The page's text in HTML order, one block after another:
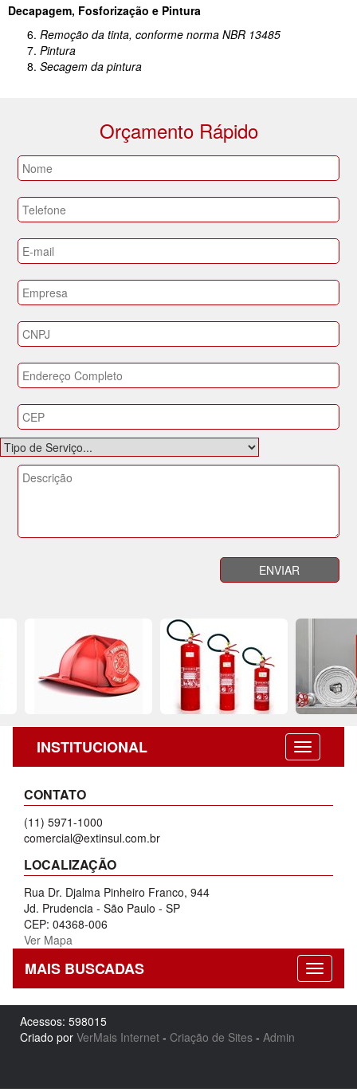
Decapagem, Fosforização e Pintura
Remoção da tinta, conforme norma NBR 13485
Pintura
Secagem da pintura
Orçamento Rápido
INSTITUCIONAL
CONTATO
(11) 5971-1000
comercial@extinsul.com.br
LOCALIZAÇÃO
Rua Dr. Djalma Pinheiro Franco, 944
Jd. Prudencia - São Paulo - SP
CEP: 04368-006
Ver Mapa
MAIS BUSCADAS
Acessos: 598015
Criado por VerMais Internet - Criação de Sites - Admin